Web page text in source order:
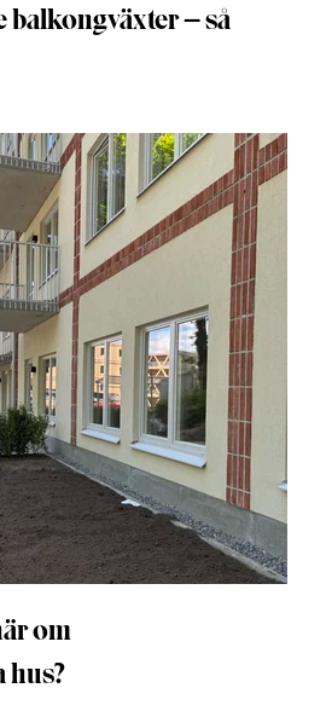
balkongväxter – så
om
hus?